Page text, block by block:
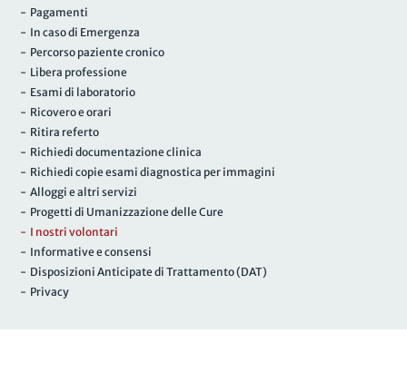
- Pagamenti
- In caso di Emergenza
- Percorso paziente cronico
- Libera professione
- Esami di laboratorio
- Ricovero e orari
- Ritira referto
- Richiedi documentazione clinica
- Richiedi copie esami diagnostica per immagini
- Alloggi e altri servizi
- Progetti di Umanizzazione delle Cure
- I nostri volontari
- Informative e consensi
- Disposizioni Anticipate di Trattamento (DAT)
- Privacy